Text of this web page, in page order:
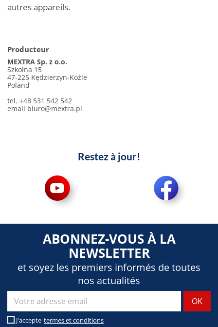
autres appareils.
Producteur
MEXTRA Sp. z o.o.
Szkolna 15
47-225 Kędzierzyn-Koźle
Poland
tel. +48 531 542 542
email biuro@mextra.pl
Restez à jour!
ABONNEZ-VOUS À LA
NEWSLETTER
et soyez les premiers informés de toutes
nos actualités
J'accepte termes et conditions